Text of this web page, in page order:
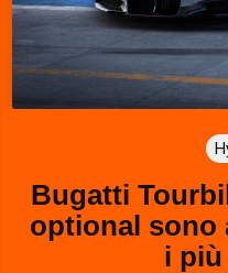
Bugatti
optional sono
i